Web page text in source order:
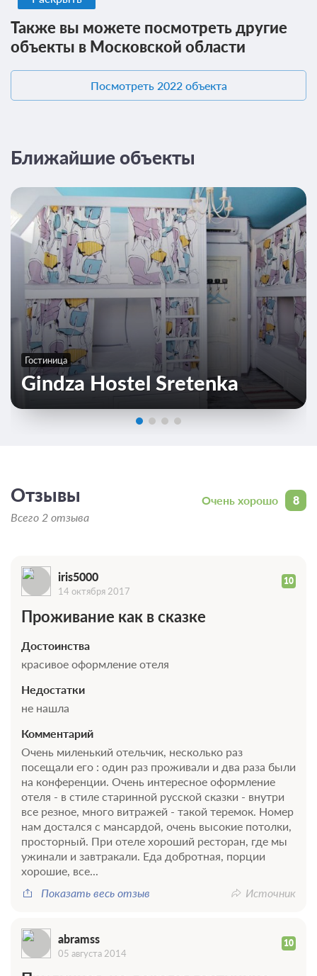
Также вы можете посмотреть другие
объекты в Московской области
Посмотреть 2022 объекта
Ближайшие объекты
Гостиница
Gindza Hostel Sretenka
8
Очень хорошо
Отзывы
Всего 2 отзыва
iris5000 10
14 октября 2017
Проживание как в сказке
Достоинства
красивое оформление отеля
Недостатки
не нашла
Комментарий
Очень миленький отельчик, несколько раз
посещали его : один раз проживали и два раза были
на конференции. Очень интересное оформление
отеля - в стиле старинной русской сказки - внутри
все резное, много витражей - такой теремок. Номер
нам достался с мансардой, очень высокие потолки,
просторный. При отеле хороший ресторан, где мы
ужинали и завтракали. Еда добротная, порции
хорошие, все...
Показать весь отзыв
Источник
abramss 10
05 августа 2014